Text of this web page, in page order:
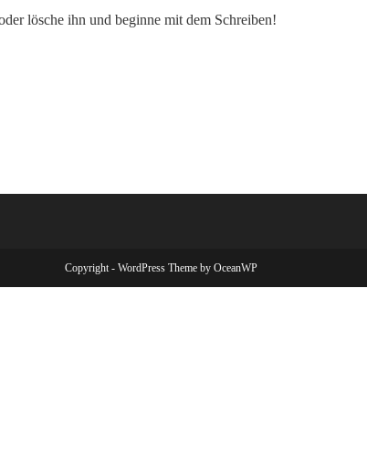
lösche ihn und beginne mit dem Schreiben!
Copyright - WordPress Theme by OceanWP